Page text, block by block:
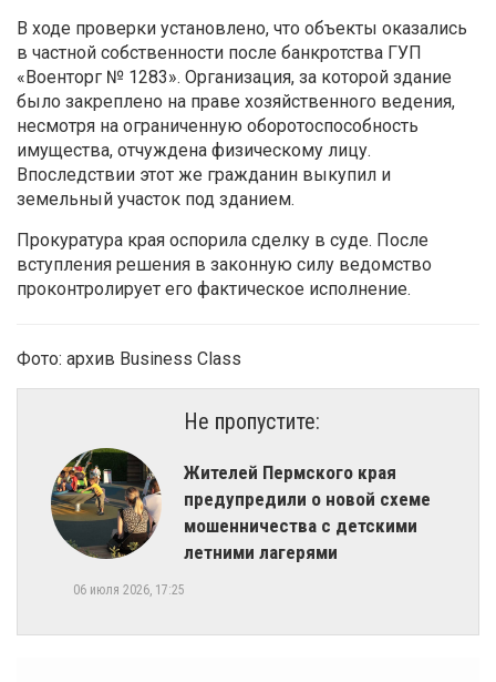
В ходе проверки установлено, что объекты оказались
в частной собственности после банкротства ГУП
«Военторг № 1283». Организация, за которой здание
было закреплено на праве хозяйственного ведения,
несмотря на ограниченную оборотоспособность
имущества, отчуждена физическому лицу.
Впоследствии этот же гражданин выкупил и
земельный участок под зданием.
Прокуратура края оспорила сделку в суде. После
вступления решения в законную силу ведомство
проконтролирует его фактическое исполнение.
Фото: архив Business Class
Не пропустите:
Жителей Пермского края
предупредили о новой схеме
мошенничества с детскими
летними лагерями
06 июля 2026, 17:25